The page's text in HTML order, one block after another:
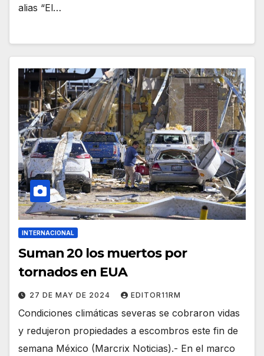
alias “El…
INTERNACIONAL
Suman 20 los muertos por
tornados en EUA
27 DE MAY DE 2024 EDITOR11RM
Condiciones climáticas severas se cobraron vidas
y redujeron propiedades a escombros este fin de
semana México (Marcrix Noticias).- En el marco